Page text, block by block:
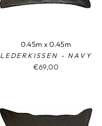
0.45m x 0.45m
LEDERKISSEN - NAVY
€69,00